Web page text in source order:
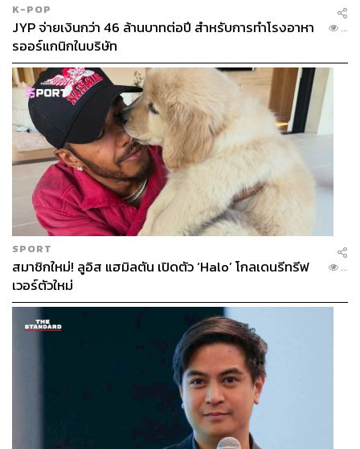
K-POP
JYP จ่ายเงินกว่า 46 ล้านบาทต่อปี สำหรับการทำโรงอาหา
รออร์แกนิกในบริษัท
...
SPORT
สมาชิกใหม่! ลูอิส แฮมิลตัน เปิดตัว ‘Halo’ โกลเดนรีทรีฟ
เวอร์ตัวใหม่
...